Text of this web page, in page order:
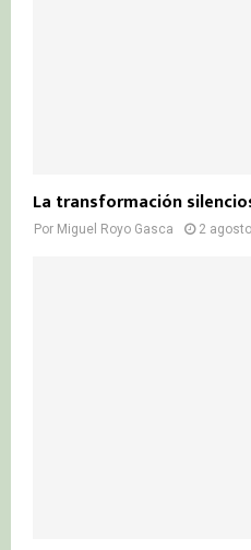
La transformación
Por Miguel Royo Gasca 2